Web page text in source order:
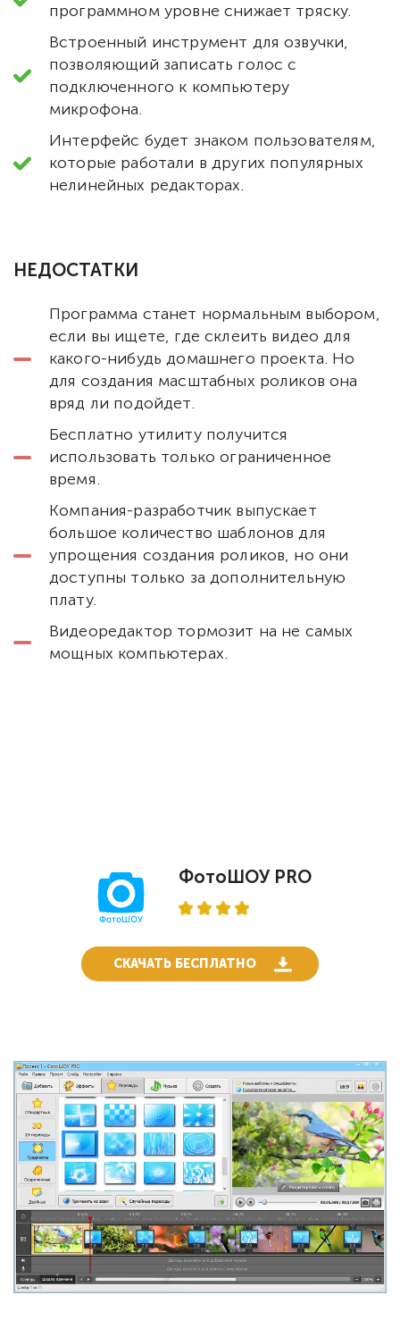
программном уровне снижает тряску.
Встроенный инструмент для озвучки,
позволяющий записать голос с
подключенного к компьютеру
микрофона.
Интерфейс будет знаком пользователям,
которые работали в других популярных
нелинейных редакторах.
НЕДОСТАТКИ
Программа станет нормальным выбором,
если вы ищете, где склеить видео для
какого-нибудь домашнего проекта. Но
для создания масштабных роликов она
вряд ли подойдет.
Бесплатно утилиту получится
использовать только ограниченное
время.
Компания-разработчик выпускает
большое количество шаблонов для
упрощения создания роликов, но они
доступны только за дополнительную
плату.
Видеоредактор тормозит на не самых
мощных компьютерах.
ФотоШОУ PRO
СКАЧАТЬ БЕСПЛАТНО